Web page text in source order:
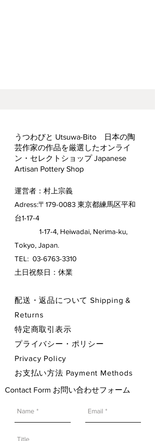
うつわびと Utsuwa-Bito 日本の陶
芸作家の作品を厳選したオンライ
ン・セレクトショップ Japanese
Artisan Pottery Shop
運営者：村上宗義
Adress:〒179-0083 東京都練馬区平和
台1-17-4
1-17-4, Heiwadai, Nerima-ku,
Tokyo, Japan.
TEL: 03-6763-3310
​土日祝祭日：休業
配送・返品について Shipping &
Returns
特定商取引表示
プライバシー・ポリシー
Privacy Policy
お支払い方法 Payment Methods
Contact Form お問い合わせフォーム